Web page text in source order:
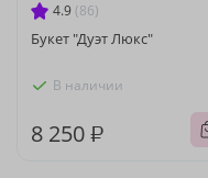
4.9 (86)
Букет "Дуэт Люкс"
В наличии
8 250 ₽